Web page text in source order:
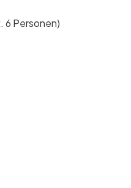
6 Personen)